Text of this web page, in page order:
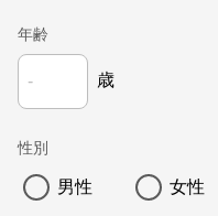
年齢
歳
性別
男性 女性